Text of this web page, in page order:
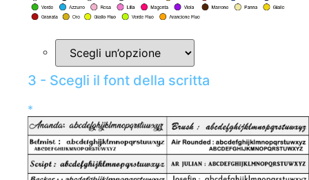
3 - Scegli il font della scritta
*